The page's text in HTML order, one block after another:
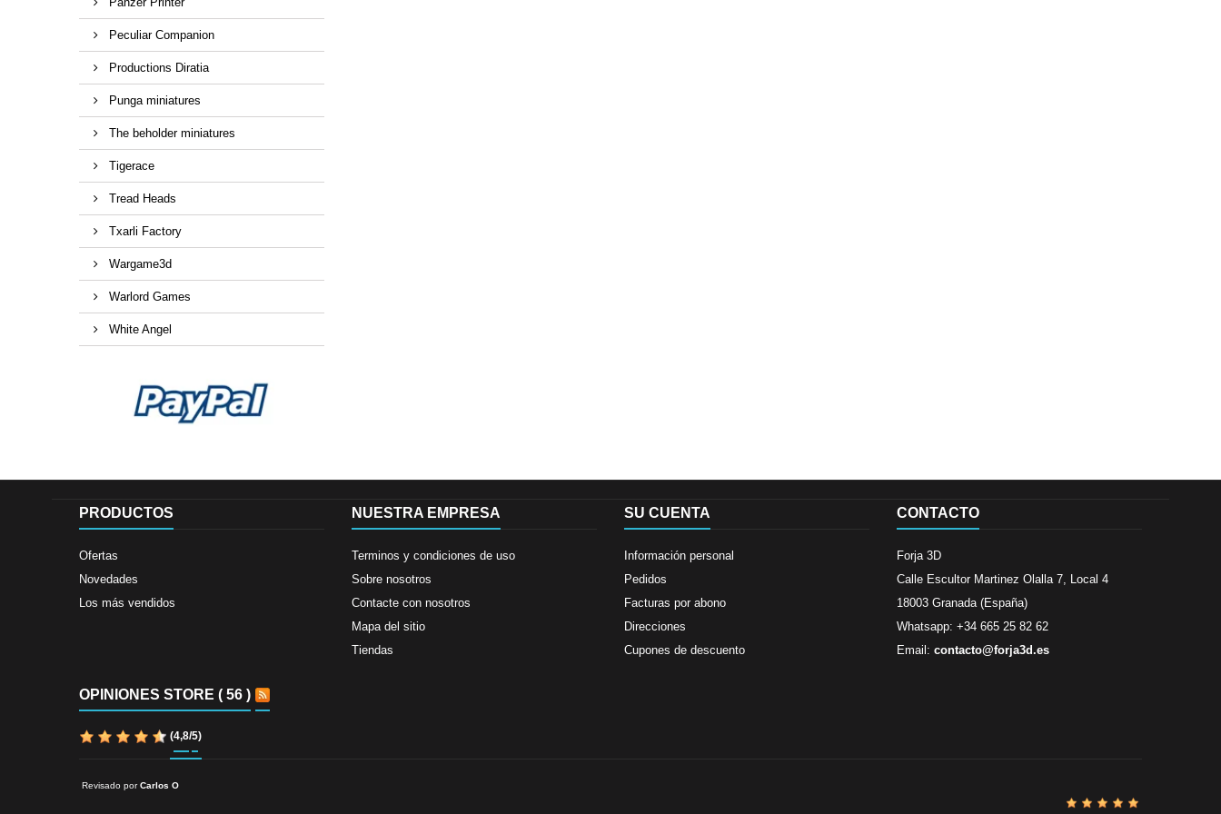
Peculiar Companion
Productions Diratia
Punga miniatures
The beholder miniatures
Tigerace
Tread Heads
Txarli Factory
Wargame3d
Warlord Games
White Angel
PRODUCTOS
Ofertas
Novedades
Los más vendidos
NUESTRA EMPRESA
Terminos y condiciones de uso
Sobre nosotros
Contacte con nosotros
Mapa del sitio
Tiendas
SU CUENTA
Información personal
Pedidos
Facturas por abono
Direcciones
Cupones de descuento
CONTACTO
Forja 3D
Calle Escultor Martinez Olalla 7, Local 4
18003 Granada (España)
Whatsapp: +34 665 25 82 62
Email: contacto@forja3d.es
OPINIONES STORE ( 56 )
(4,8/5)
Revisado porCarlos O